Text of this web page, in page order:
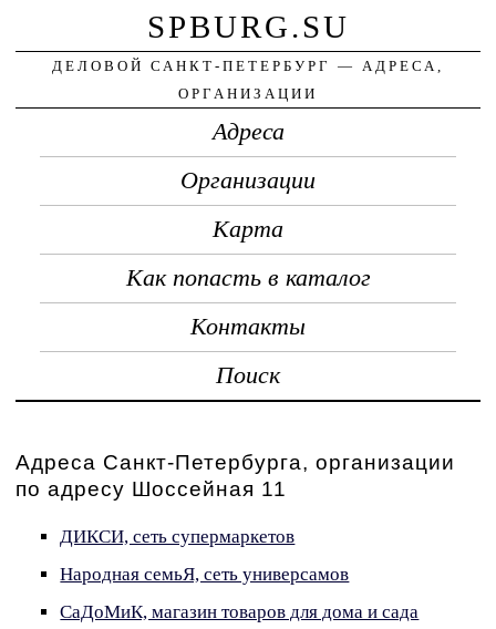
SPBURG.SU
ДЕЛОВОЙ САНКТ-ПЕТЕРБУРГ — АДРЕСА,
ОРГАНИЗАЦИИ
Адреса
Организации
Карта
Как попасть в каталог
Контакты
Поиск
Адреса Санкт-Петербурга, организации
по адресу Шоссейная 11
ДИКСИ, сеть супермаркетов
Народная семьЯ, сеть универсамов
СаДоМиК, магазин товаров для дома и сада